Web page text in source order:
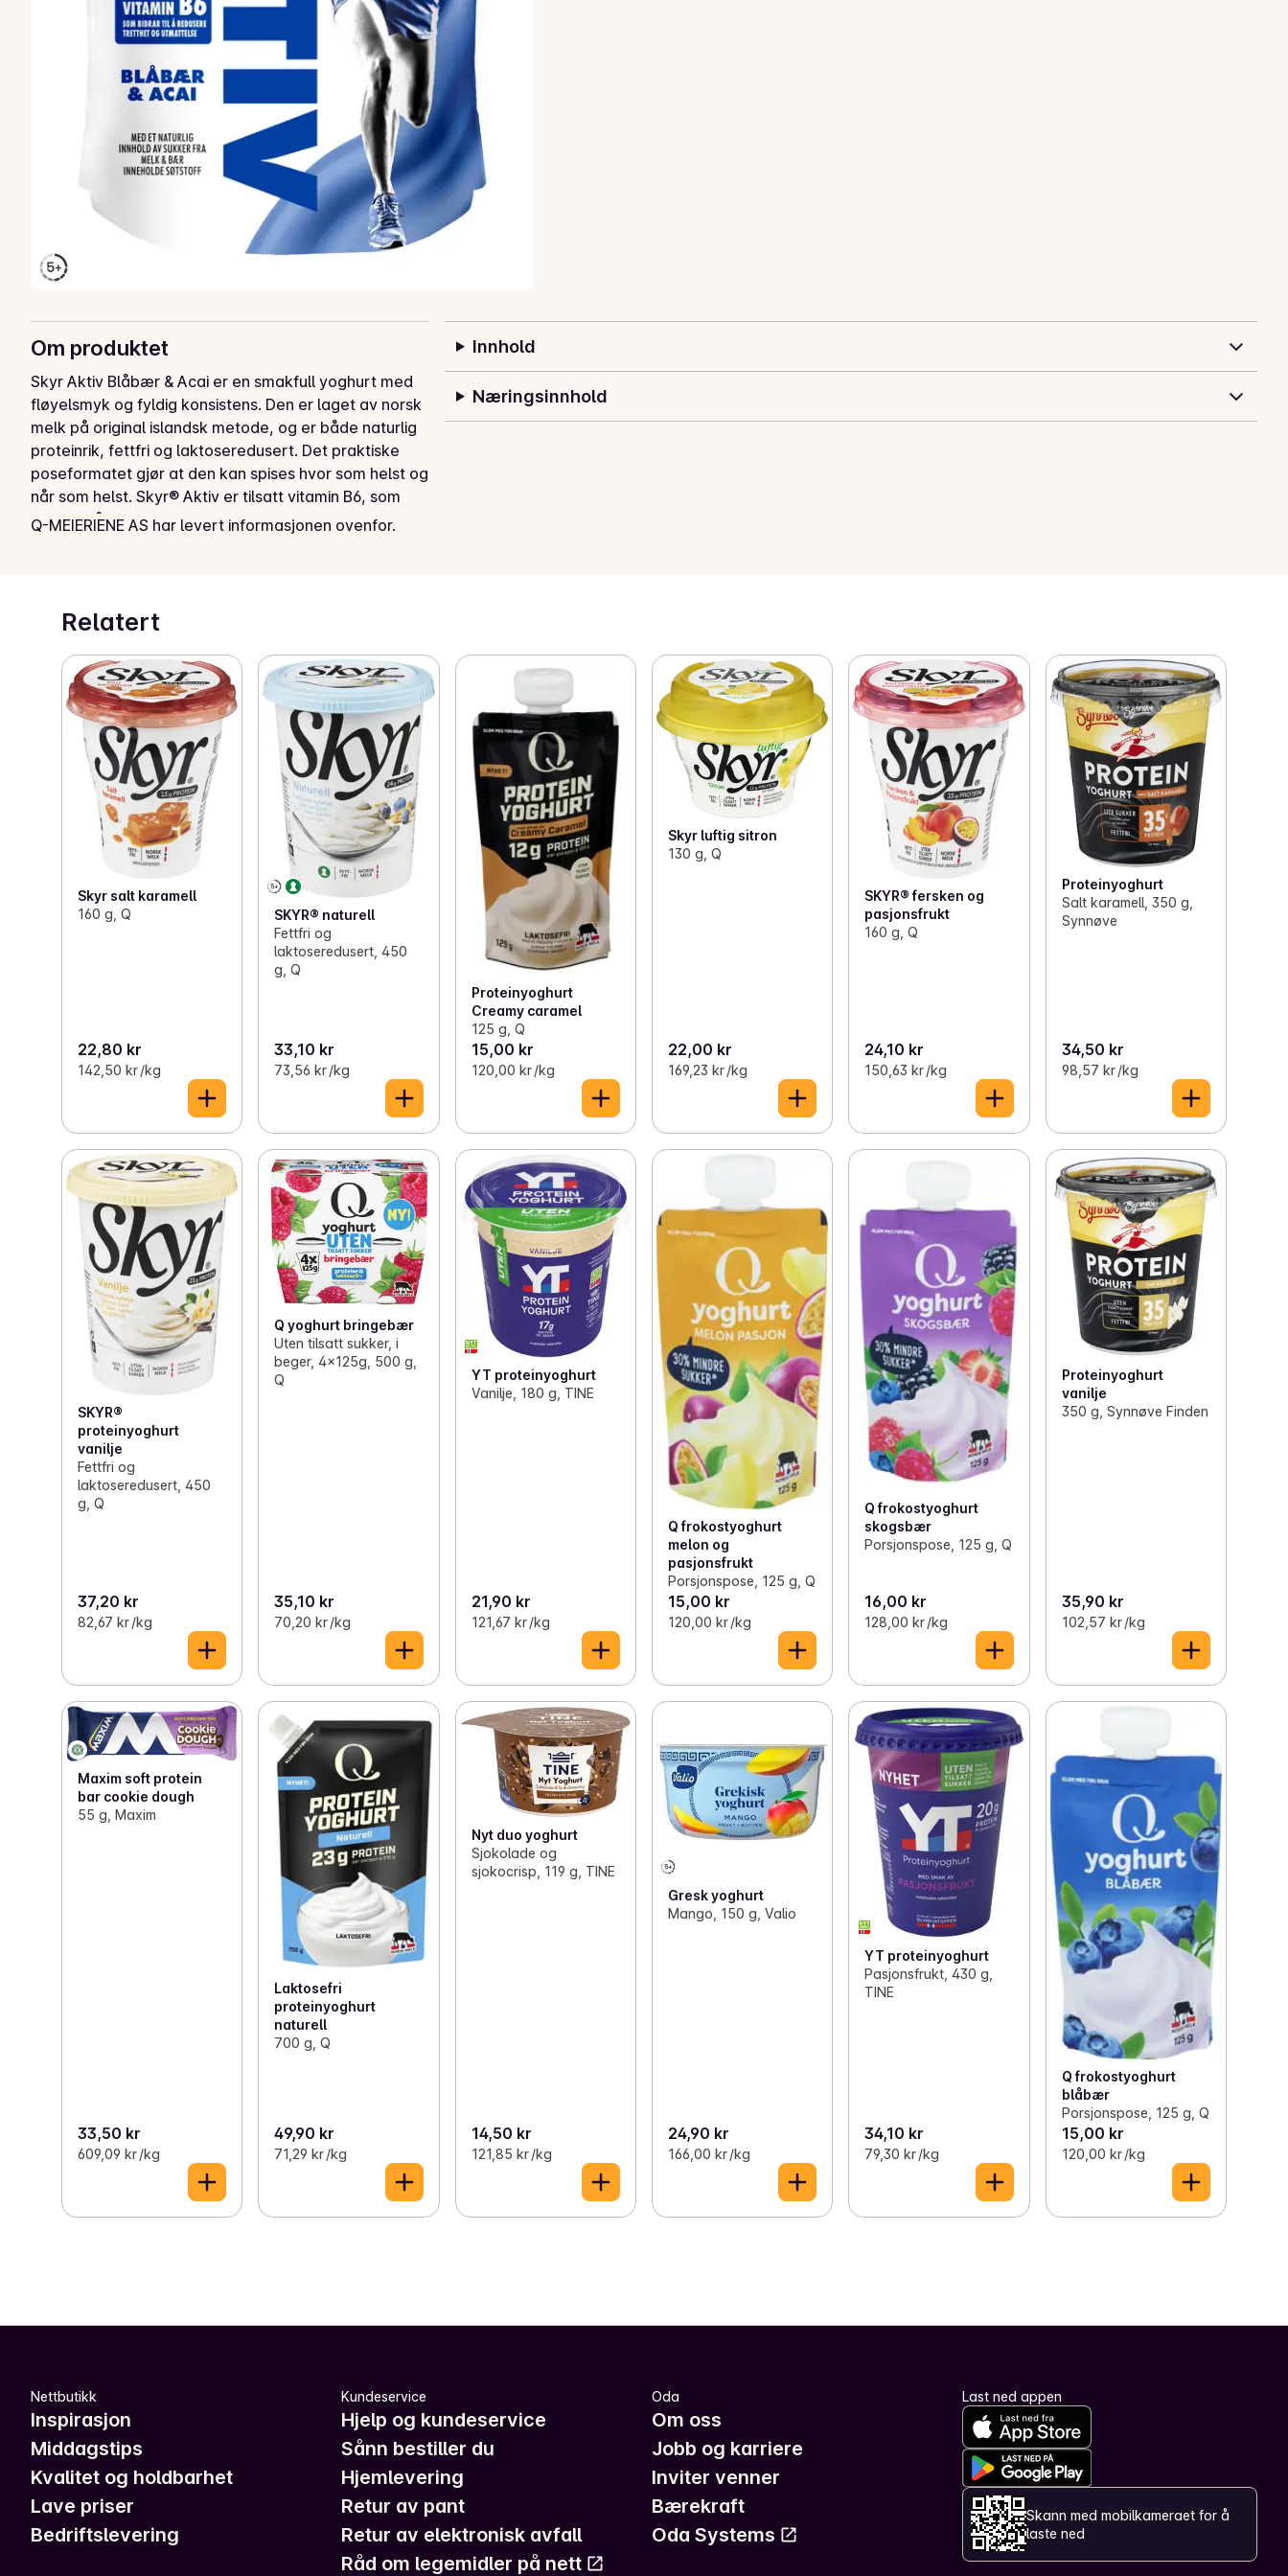
Om produktet
Skyr Aktiv Blåbær & Acai er en smakfull yoghurt med
fløyelsmyk og fyldig konsistens. Den er laget av norsk
melk på original islandsk metode, og er både naturlig
proteinrik, fettfri og laktoseredusert. Det praktiske
poseformatet gjør at den kan spises hvor som helst og
når som helst. Skyr® Aktiv er tilsatt vitamin B6, som
bidrar til å redusere tretthet og utmattelse.
Q-MEIERIENE AS har levert informasjonen ovenfor.
Innhold
Næringsinnhold
Relatert
Skyr salt karamell
160 g, Q
22,80 kr
142,50 kr /kg
SKYR® naturell
Fettfri og
laktoseredusert, 450
g, Q
33,10 kr
73,56 kr /kg
Proteinyoghurt
Creamy caramel
125 g, Q
15,00 kr
120,00 kr /kg
Skyr luftig sitron
130 g, Q
22,00 kr
169,23 kr /kg
SKYR® fersken og
pasjonsfrukt
160 g, Q
24,10 kr
150,63 kr /kg
Proteinyoghurt
Salt karamell, 350 g,
Synnøve
34,50 kr
98,57 kr /kg
SKYR®
proteinyoghurt
vanilje
Fettfri og
laktoseredusert, 450
g, Q
37,20 kr
82,67 kr /kg
Q yoghurt bringebær
Uten tilsatt sukker, i
beger, 4x125g, 500 g,
Q
35,10 kr
70,20 kr /kg
YT proteinyoghurt
Vanilje, 180 g, TINE
21,90 kr
121,67 kr /kg
Q frokostyoghurt
melon og
pasjonsfrukt
Porsjonspose, 125 g, Q
15,00 kr
120,00 kr /kg
Q frokostyoghurt
skogsbær
Porsjonspose, 125 g, Q
16,00 kr
128,00 kr /kg
Proteinyoghurt
vanilje
350 g, Synnøve Finden
35,90 kr
102,57 kr /kg
Maxim soft protein
bar cookie dough
55 g, Maxim
33,50 kr
609,09 kr /kg
Laktosefri
proteinyoghurt
naturell
700 g, Q
49,90 kr
71,29 kr /kg
Nyt duo yoghurt
Sjokolade og
sjokocrisp, 119 g, TINE
14,50 kr
121,85 kr /kg
Gresk yoghurt
Mango, 150 g, Valio
24,90 kr
166,00 kr /kg
YT proteinyoghurt
Pasjonsfrukt, 430 g,
TINE
34,10 kr
79,30 kr /kg
Q frokostyoghurt
blåbær
Porsjonspose, 125 g, Q
15,00 kr
120,00 kr /kg
Nettbutikk
Inspirasjon
Middagstips
Kvalitet og holdbarhet
Lave priser
Bedriftslevering
Kundeservice
Hjelp og kundeservice
Sånn bestiller du
Hjemlevering
Retur av pant
Retur av elektronisk avfall
Råd om legemidler på nett
Oda
Om oss
Jobb og karriere
Inviter venner
Bærekraft
Oda Systems
Last ned appen
Skann med mobilkameraet for å
laste ned